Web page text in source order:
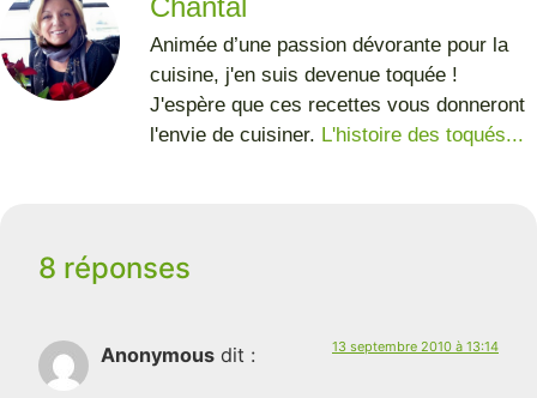
Animée d’une passion dévorante pour la
cuisine, j'en suis devenue toquée !
J'espère que ces recettes vous donneront
l'envie de cuisiner. L'histoire des toqués...
8 réponses
Anonymous dit : 13 septembre 2010 à 13:14